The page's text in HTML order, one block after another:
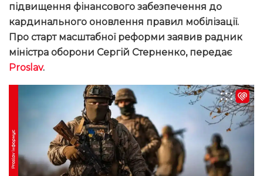
підвищення фінансового забезпечення до
кардинального оновлення правил мобілізації.
Про старт масштабної реформи заявив радник
міністра оборони Сергій Стерненко, передає
Proslav.